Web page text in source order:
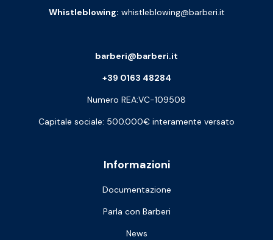
Whistleblowing: whistleblowing@barberi.it
Informazioni
Documentazione
Parla con Barberi
News
barberi@barberi.it
+39 0163 48284
Numero REA:VC-109508
Capitale sociale: 500.000€ interamente versato